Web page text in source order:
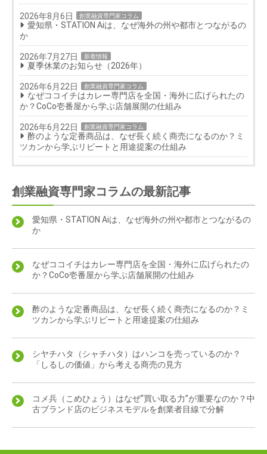
2026年8月6日 創業融資専門家コラム
愛知県・STATION Aiは、なぜ海外の州や都市とつながるの
か
2026年7月27日 新着情報
夏季休業のお知らせ（2026年）
2026年6月22日 創業融資専門家コラム
なぜココイチはカレー専門店を全国・海外に広げられたの
か？CoCo壱番屋から学ぶ店舗展開の仕組み
2026年6月22日 創業融資専門家コラム
酢のような定番商品は、なぜ長く続く商売になるのか？ミ
ツカンから学ぶリピートと用途提案の仕組み
創業融資専門家コラムの最新記事
愛知県・STATION Aiは、なぜ海外の州や都市とつながるの
か
なぜココイチはカレー専門店を全国・海外に広げられたの
か？CoCo壱番屋から学ぶ店舗展開の仕組み
酢のような定番商品は、なぜ長く続く商売になるのか？ミ
ツカンから学ぶリピートと用途提案の仕組み
シヤチハタ（シャチハタ）はハンコを売っているのか？
「しるしの価値」から考える商売の見方
コメ兵（こめひょう）はなぜ“買い取る力”が重要なのか？中
古ブランド店のビジネスモデルを創業者目線で分解